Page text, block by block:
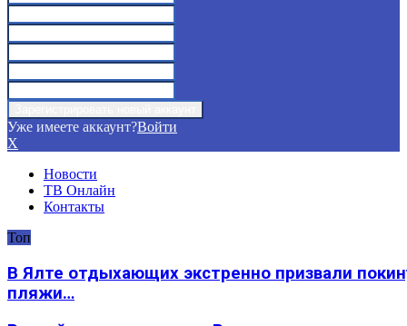
Уже имеете аккаунт?Войти
X
Новости
ТВ Онлайн
Контакты
Топ
В Ялте отдыхающих экстренно призвали
пляжи…